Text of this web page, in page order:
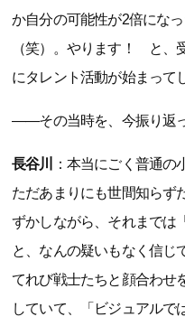
か自分の可能性が2倍にな
（笑）。やります！ と、
にタレント活動が始まって
――その当時を、今振り返
長谷川
：本当にごく普通の
ただあまりにも世間知らず
ずかしながら、それまでは
と、なんの疑いもなく信じ
てれび戦士たちと顔合わせ
していて、「ビジュアルで